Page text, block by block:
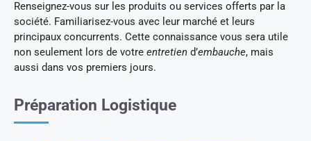
Renseignez-vous sur les produits ou services offerts par la
société. Familiarisez-vous avec leur marché et leurs
principaux concurrents. Cette connaissance vous sera utile
non seulement lors de votre entretien d’embauche, mais
aussi dans vos premiers jours.
Préparation Logistique